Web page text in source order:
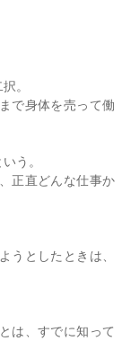
。
で身体を売って働
う。
正直どんな仕事か
うとしたときは、
は、すでに知って